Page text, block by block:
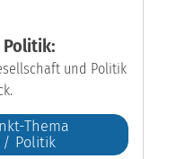
und Politik
Thema
/ Politik